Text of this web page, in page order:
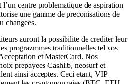
l’un centre problematique de aspiration
une gamme de preconisations de
changees.
auront la possibilite de crediter leur
prograzmmes traditionnelles tel vos
et MasterCard. Nos
prepayees Cashlib, neosurf et
ainsi acceptes. Ceci etant, VIP